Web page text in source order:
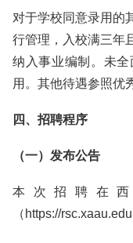
对于学校同意录用的
行管理，入校满三年
纳入事业编制。未
用。其他待遇参照优
四、招聘程序
（一）发布公告
本次招聘在
（https://